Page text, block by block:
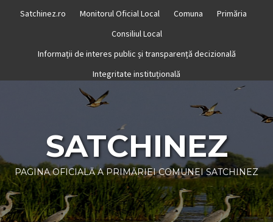
Satchinez.ro Monitorul Oficial Local Comuna
Primăria
Consiliul Local
Informații de interes public și transparență decizională
Integritate instituțională
SATCHINEZ
PAGINA OFICIALĂ A PRIMĂRIEI COMUNEI SATCHINEZ